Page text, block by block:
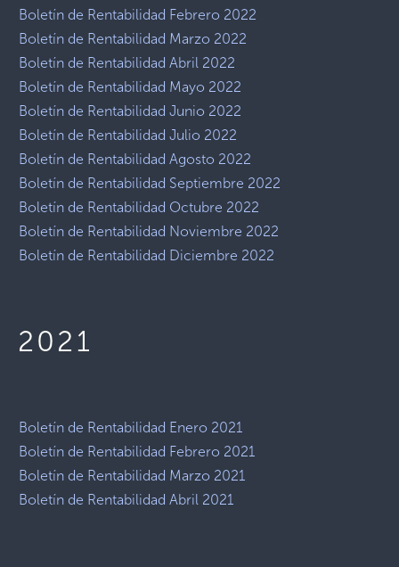
Boletín de Rentabilidad Febrero 2022
Boletín de Rentabilidad Marzo 2022
Boletín de Rentabilidad Abril 2022
Boletín de Rentabilidad Mayo 2022
Boletín de Rentabilidad Junio 2022
Boletín de Rentabilidad Julio 2022
Boletín de Rentabilidad Agosto 2022
Boletín de Rentabilidad Septiembre 2022
Boletín de Rentabilidad Octubre 2022
Boletín de Rentabilidad Noviembre 2022
Boletín de Rentabilidad Diciembre 2022
2021
Boletín de Rentabilidad Enero 2021
Boletín de Rentabilidad Febrero 2021
Boletín de Rentabilidad Marzo 2021
Boletín de Rentabilidad Abril 2021